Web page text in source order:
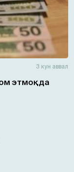
3 кун аввал
этмоқда